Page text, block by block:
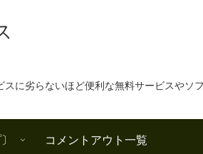
に劣らないほど便利な無料サービスやソ
コメントアウト一覧